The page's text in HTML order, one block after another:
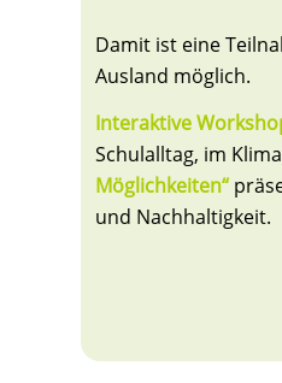
Damit ist eine
Ausland möglich.
Interaktive
Schulalltag, im
Möglichkeiten“
und Nachhaltigkeit.